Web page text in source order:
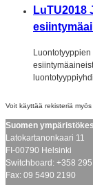
Voit käyttää rekisteriä myös
Suomen
Latokartanonkaari 11
FI-00790 Helsinki
Switchboard: +358
Fax: 09 5490 2190